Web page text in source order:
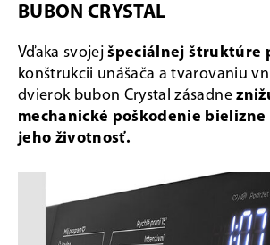
BUBON CRYSTAL
Vďaka svojejšpeciálnej štruktúre
konštrukcii unášača a tvarovaniu
dvierok bubon Crystal zásadne
mechanické poškodenie
jeho životnosť.